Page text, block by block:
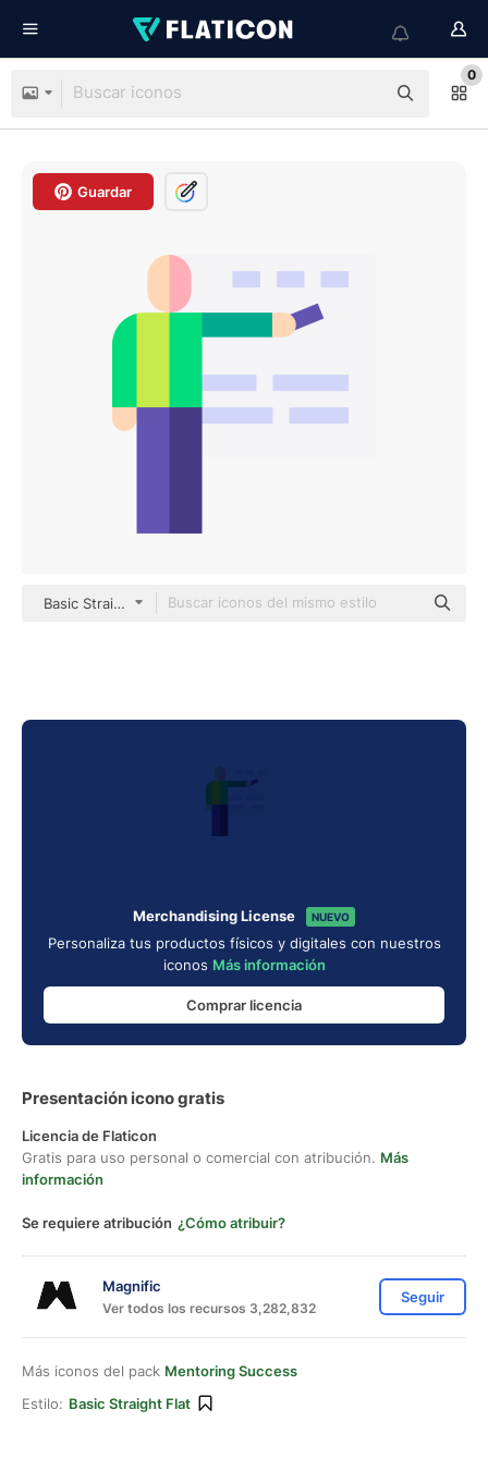
0
Guardar
Basic Straight Flat
Merchandising License NUEVO
Personaliza tus productos físicos y digitales con nuestros
iconos Más información
Comprar licencia
Presentación icono gratis
Licencia de Flaticon
Gratis para uso personal o comercial con atribución. Más
información
Se requiere atribución ¿Cómo atribuir?
Magnific
Ver todos los recursos 3,282,832
Seguir
Más iconos del pack Mentoring Success
Estilo: Basic Straight Flat